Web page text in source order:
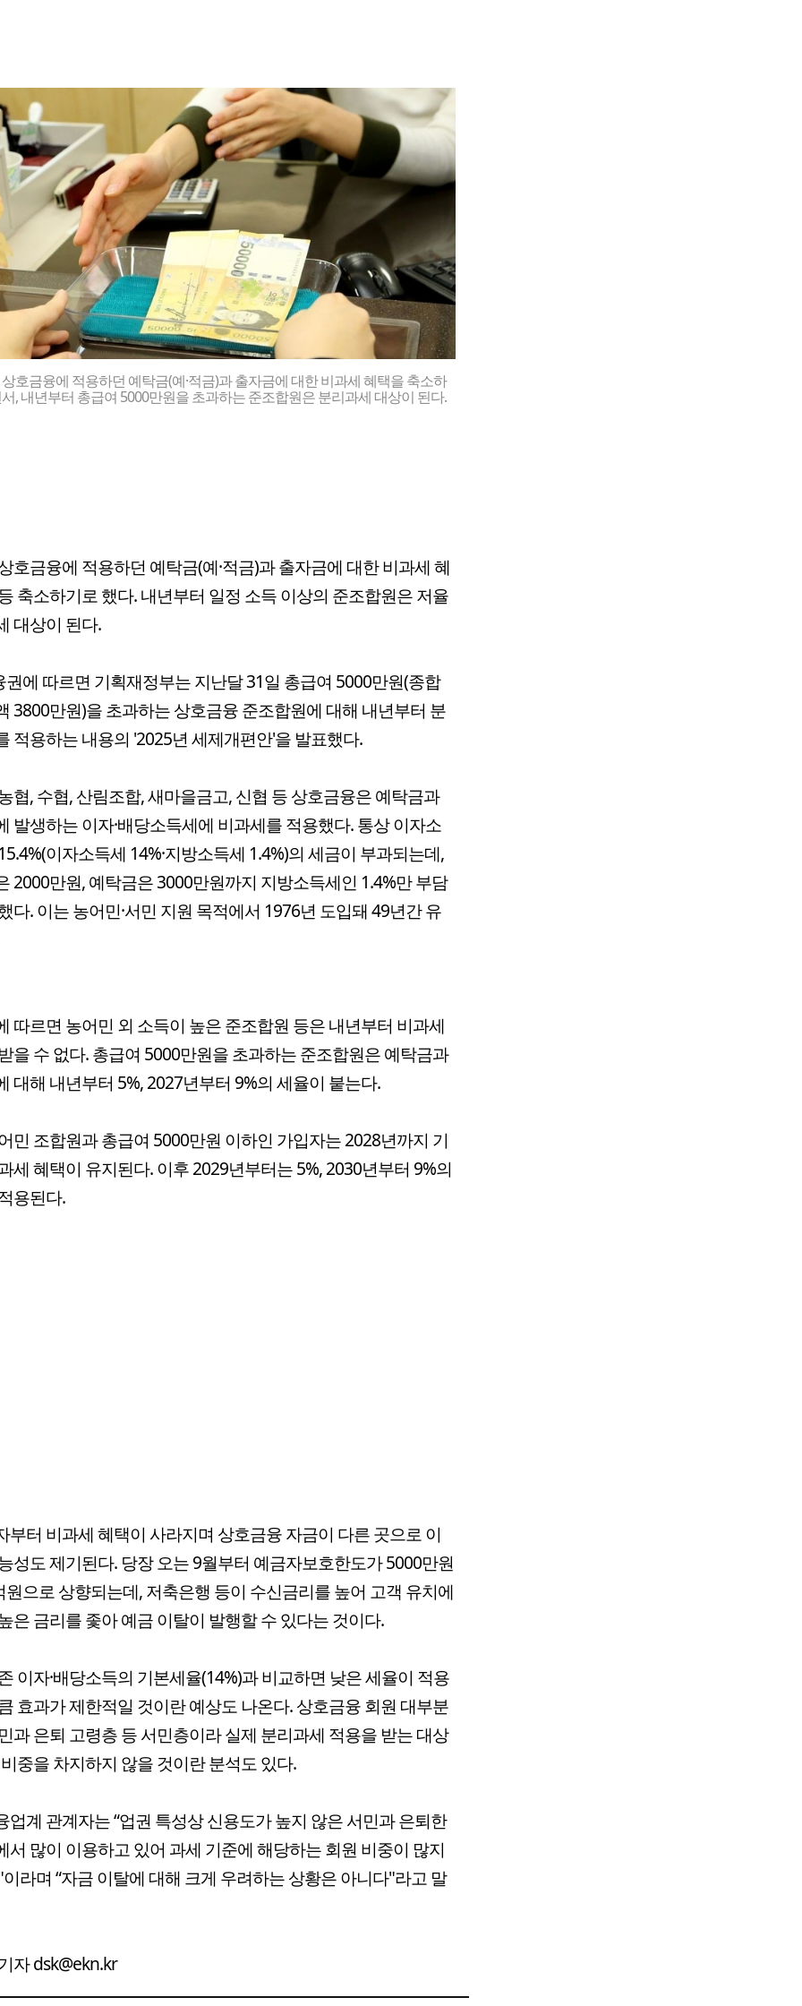
호금융에 적용하던 예탁금(예·적금)과 출자금에 대한 비과세 혜택을 축소하
, 내년부터 총급여 5000만원을 초과하는 준조합원은 분리과세 대상이 된다.
호금융에 적용하던 예탁금(예·적금)과 출자금에 대한 비과세 혜
축소하기로 했다. 내년부터 일정 소득 이상의 준조합원은 저율
대상이 된다.
권에 따르면 기획재정부는 지난달 31일 총급여 5000만원(종합
3800만원)을 초과하는 상호금융 준조합원에 대해 내년부터 분
적용하는 내용의 '2025년 세제개편안'을 발표했다.
협, 수협, 산림조합, 새마을금고, 신협 등 상호금융은 예탁금과
발생하는 이자·배당소득세에 비과세를 적용했다. 통상 이자소
이자소득세 14%·지방소득세 1.4%)의 세금이 부과되는데,
2000만원, 예탁금은 3000만원까지 지방소득세인 1.4%만 부담
다. 이는 농어민·서민 지원 목적에서 1976년 도입돼 49년간 유
따르면 농어민 외 소득이 높은 준조합원 등은 내년부터 비과세
을 수 없다. 총급여 5000만원을 초과하는 준조합원은 예탁금과
대해 내년부터 5%, 2027년부터 9%의 세율이 붙는다.
민 조합원과 총급여 5000만원 이하인 가입자는 2028년까지 기
세 혜택이 유지된다. 이후 2029년부터는 5%, 2030년부터 9%의
용된다.
부터 비과세 혜택이 사라지며 상호금융 자금이 다른 곳으로 이
성도 제기된다. 당장 오는 9월부터 예금자보호한도가 5000만원
원으로 상향되는데, 저축은행 등이 수신금리를 높어 고객 유치에
은 금리를 좇아 예금 이탈이 발행할 수 있다는 것이다.
이자·배당소득의 기본세율(14%)과 비교하면 낮은 세율이 적용
효과가 제한적일 것이란 예상도 나온다. 상호금융 회원 대부분
과 은퇴 고령층 등 서민층이라 실제 분리과세 적용을 받는 대상
중을 차지하지 않을 것이란 분석도 있다.
업계 관계자는 “업권 특성상 신용도가 높지 않은 서민과 은퇴한
서 많이 이용하고 있어 과세 기준에 해당하는 회원 비중이 많지
라며 “자금 이탈에 대해 크게 우려하는 상황은 아니다"라고 말
자 dsk@ekn.kr